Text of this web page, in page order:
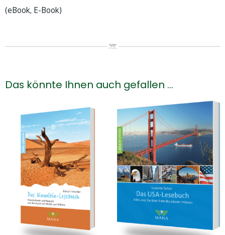
(eBook, E-Book)
Das könnte Ihnen auch gefallen …